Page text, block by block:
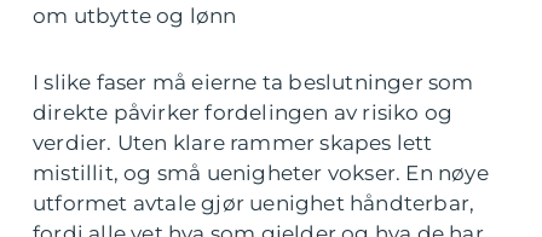
om utbytte og lønn
I slike faser må eierne ta beslutninger som
direkte påvirker fordelingen av risiko og
verdier. Uten klare rammer skapes lett
mistillit, og små uenigheter vokser. En nøye
utformet avtale gjør uenighet håndterbar,